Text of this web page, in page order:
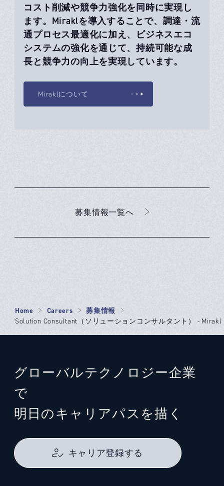
コスト削減や競争力強化を同時に実現し
ます。Miraklを導入することで、調達・流
通プロセス最適化に加え、ビジネスエコ
システムの強化を通じて、持続可能な成
長と競争力の向上を実現しています。
Miraklについて
募集情報一覧へ
Home Careers 募集情報
Solution Consultant（ソリューションコンサルタント） - Mirakl
グローバルテクノロジー企業
で
明日のキャリアパスを描く
キャリア登録する